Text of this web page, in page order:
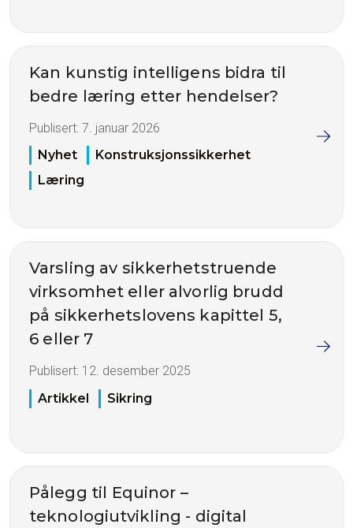
Kan kunstig intelligens bidra til
bedre læring etter hendelser?
Publisert: 7. januar 2026
Nyhet
Konstruksjonssikkerhet
Læring
Varsling av sikkerhetstruende
virksomhet eller alvorlig brudd
på sikkerhetslovens kapittel 5,
6 eller 7
Publisert: 12. desember 2025
Artikkel
Sikring
Pålegg til Equinor –
teknologiutvikling - digital